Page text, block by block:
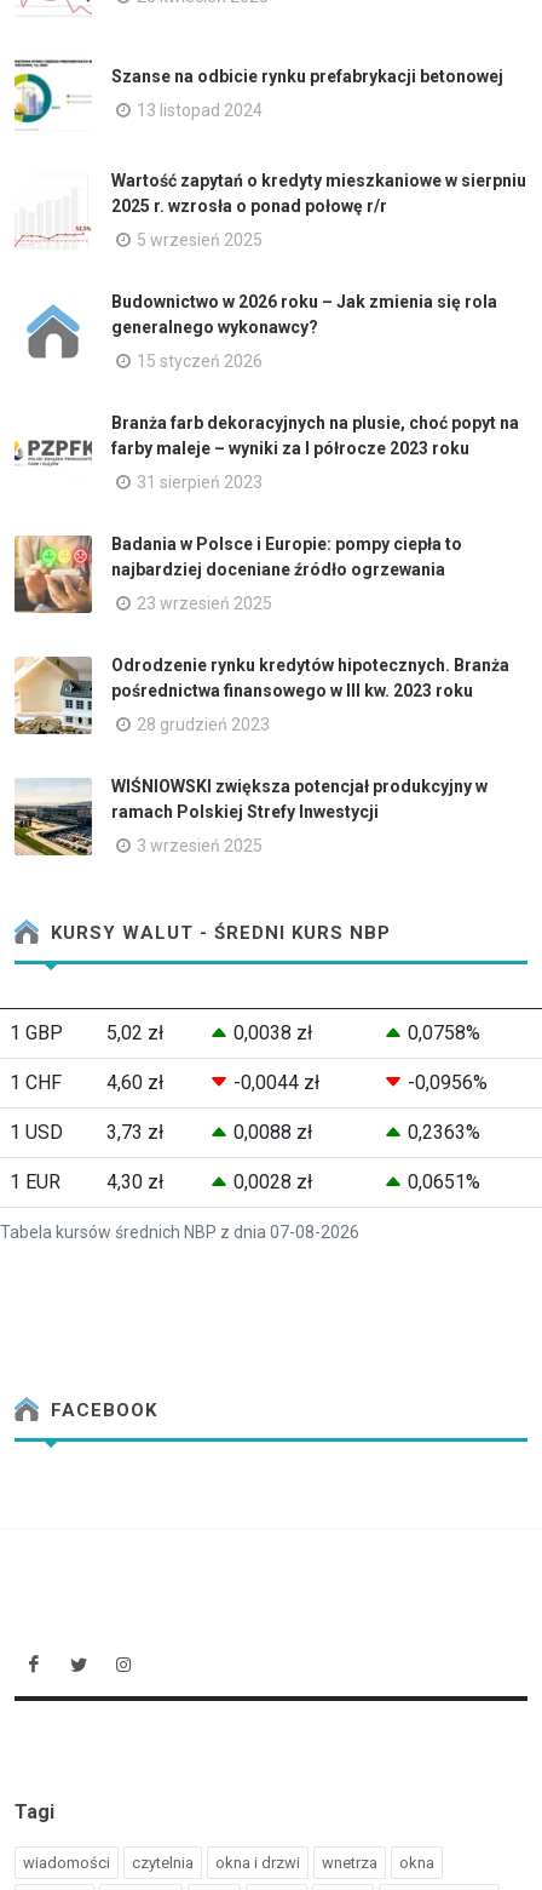
Szanse na odbicie rynku prefabrykacji betonowej
13 listopad 2024
Wartość zapytań o kredyty mieszkaniowe w sierpniu
2025 r. wzrosła o ponad połowę r/r
5 wrzesień 2025
Budownictwo w 2026 roku – Jak zmienia się rola
generalnego wykonawcy?
15 styczeń 2026
Branża farb dekoracyjnych na plusie, choć popyt na
farby maleje – wyniki za I półrocze 2023 roku
31 sierpień 2023
Badania w Polsce i Europie: pompy ciepła to
najbardziej doceniane źródło ogrzewania
23 wrzesień 2025
Odrodzenie rynku kredytów hipotecznych. Branża
pośrednictwa finansowego w III kw. 2023 roku
28 grudzień 2023
WIŚNIOWSKI zwiększa potencjał produkcyjny w
ramach Polskiej Strefy Inwestycji
3 wrzesień 2025
KURSY WALUT - ŚREDNI KURS NBP
Tabela kursów średnich NBP z dnia 07-08-2026
1 GBP 5,02 zł 0,0038 zł 0,0758%
1 CHF 4,60 zł -0,0044 zł -0,0956%
1 USD 3,73 zł 0,0088 zł 0,2363%
1 EUR 4,30 zł 0,0028 zł 0,0651%
FACEBOOK
Tagi
wiadomości czytelnia okna i drzwi wnetrza okna